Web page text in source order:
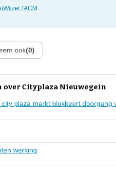
/ ACM
ook(0)
over Cityplaza Nieuwegein
plaza markt blokkeert doorgang
werking